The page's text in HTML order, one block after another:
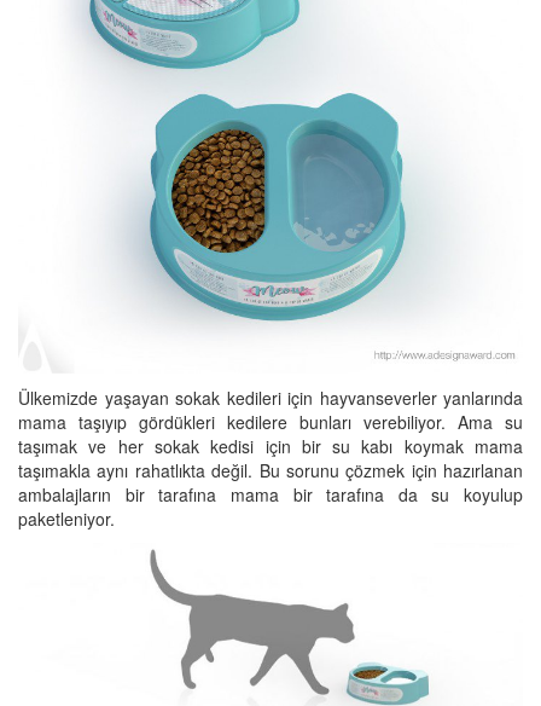
Ülkemizde yaşayan sokak kedileri için hayvanseverler yanlarında
mama taşıyıp gördükleri kedilere bunları verebiliyor. Ama su
taşımak ve her sokak kedisi için bir su kabı koymak mama
taşımakla aynı rahatlıkta değil. Bu sorunu çözmek için hazırlanan
ambalajların bir tarafına mama bir tarafına da su koyulup
paketleniyor.